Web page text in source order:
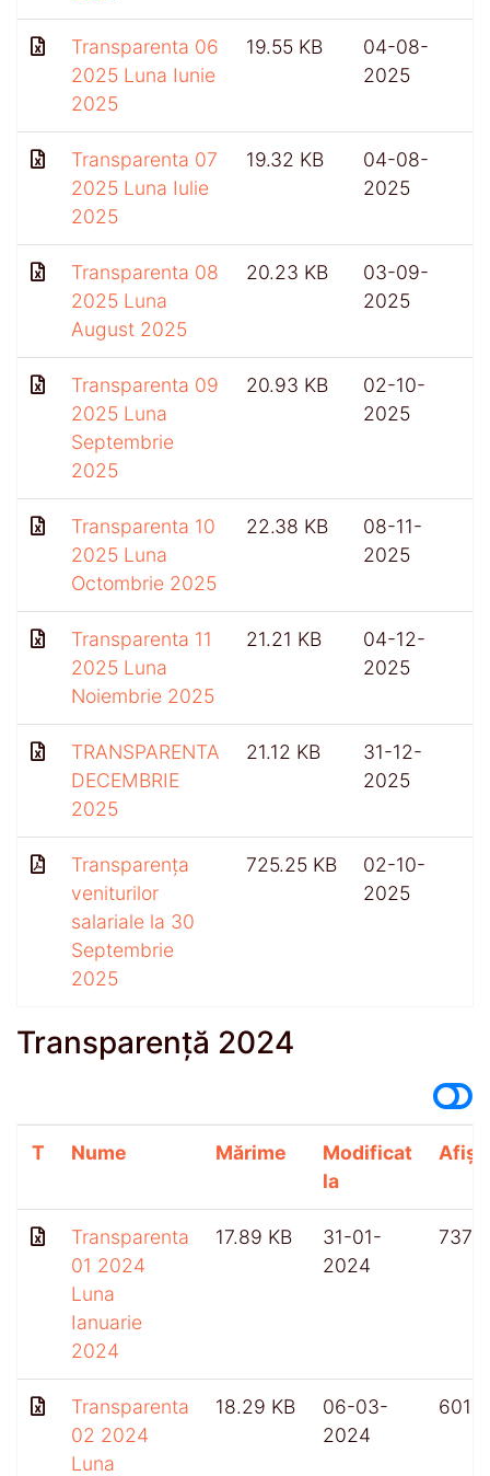
Transparenta 06
2025 Luna Iunie
2025
19.55 KB
04-08-
2025
Transparenta 07
2025 Luna Iulie
2025
19.32 KB
04-08-
2025
Transparenta 08
2025 Luna
August 2025
20.23 KB
03-09-
2025
Transparenta 09
2025 Luna
Septembrie
2025
20.93 KB
02-10-
2025
Transparenta 10
2025 Luna
Octombrie 2025
22.38 KB
08-11-
2025
Transparenta 11
2025 Luna
Noiembrie 2025
21.21 KB
04-12-
2025
TRANSPARENTA
DECEMBRIE
2025
21.12 KB
31-12-
2025
Transparența
veniturilor
salariale la 30
Septembrie
2025
725.25 KB
02-10-
2025
Transparență 2024
T Nume Mărime
Modificat
la
Transparenta
01 2024
Luna
Ianuarie
2024
17.89 KB
31-01-
2024
737
Transparenta
02 2024
Luna
18.29 KB
06-03-
2024
601